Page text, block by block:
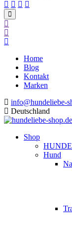
Home
Blog
Kontakt
Marken
info@hundeliebe-
Deutschland
Shop
Hund